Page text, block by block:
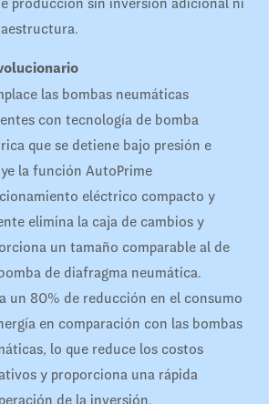
producción sin inversión adicional ni
las bombas neumáticas
con tecnología de bomba
que se detiene bajo presión e
la función AutoPrime
eléctrico compacto y
elimina la caja de cambios y
un tamaño comparable al de
de diafragma neumática.
un 80% de reducción en el consumo
en comparación con las bombas
lo que reduce los costos
y proporciona una rápida
de la inversión.